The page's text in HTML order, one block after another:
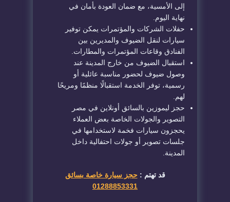
إلى الأمسية، مع ضمان العودة بأمان في
نهاية اليوم.
حفلات الشركات والمؤتمرات يمكن توفير
سيارات لنقل الضيوف والمديرين بين
الفنادق وقاعات المؤتمرات والمطارات.
استقبال الضيوف من خارج المدينة عند
وصول ضيوف لحضور مناسبة عائلية أو
رسمية، توفر الخدمة استقبالًا منظمًا ومريحًا
لهم.
حجز ليموزين بالسائق أونلاين في مصر
التصوير والجولات الخاصة بعض العملاء
يحجزون سيارات فخمة لاستخدامها في
جلسات تصوير أو جولات احتفالية داخل
المدينة.
قد تهتم :حجز سيارة خاصة بسائق
01288853331